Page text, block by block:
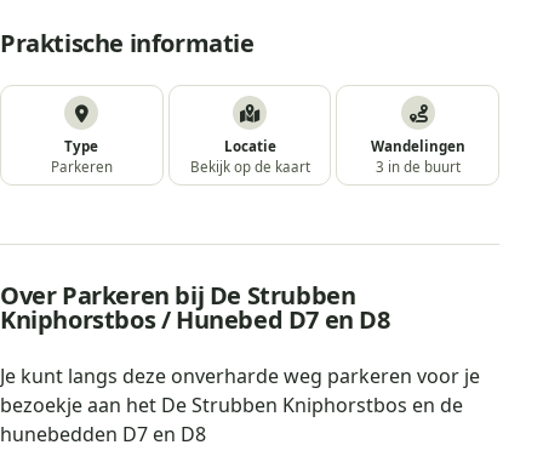
Praktische informatie
Type
Parkeren
Locatie
Bekijk op de kaart
Wandelingen
3 in de buurt
Over Parkeren bij De Strubben
Kniphorstbos / Hunebed D7 en D8
Je kunt langs deze onverharde weg parkeren voor je
bezoekje aan het De Strubben Kniphorstbos en de
hunebedden D7 en D8